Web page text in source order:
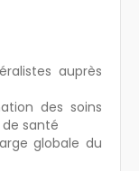
auprès
des soins
santé
globale du